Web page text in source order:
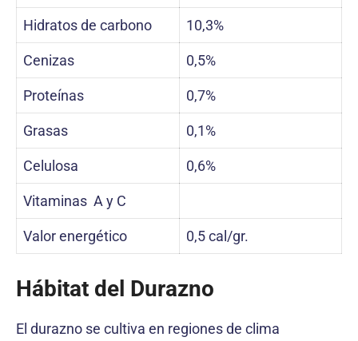
Hidratos de carbono 10,3%
Cenizas 0,5%
Proteínas 0,7%
Grasas 0,1%
Celulosa 0,6%
Vitaminas A y C
Valor energético 0,5 cal/gr.
Hábitat del Durazno
El durazno se cultiva en regiones de clima